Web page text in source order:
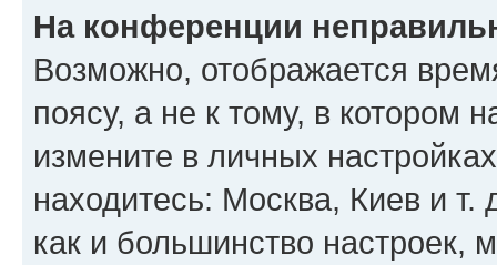
На конференции
Возможно, отображается
поясу, а не к тому, в котором
измените в личных
находитесь: Москва, Киев и т.
как и большинство настроек,